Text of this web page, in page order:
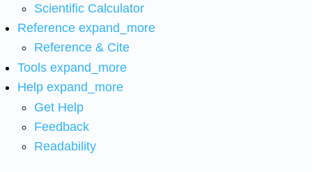
Scientific Calculator
Reference expand_more
Reference & Cite
Tools expand_more
Help expand_more
Get Help
Feedback
Readability